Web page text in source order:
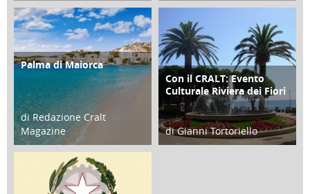
21 Novembre 2023
07 Marzo 2023
ATTIVITÀ
Palma di Maiorca
di Redazione Cralt
Magazine
25 Giugno 2016
ATTIVITÀ
Con il CRALT: Evento
Culturale Riviera dei Fiori
di Gianni Tortoriello